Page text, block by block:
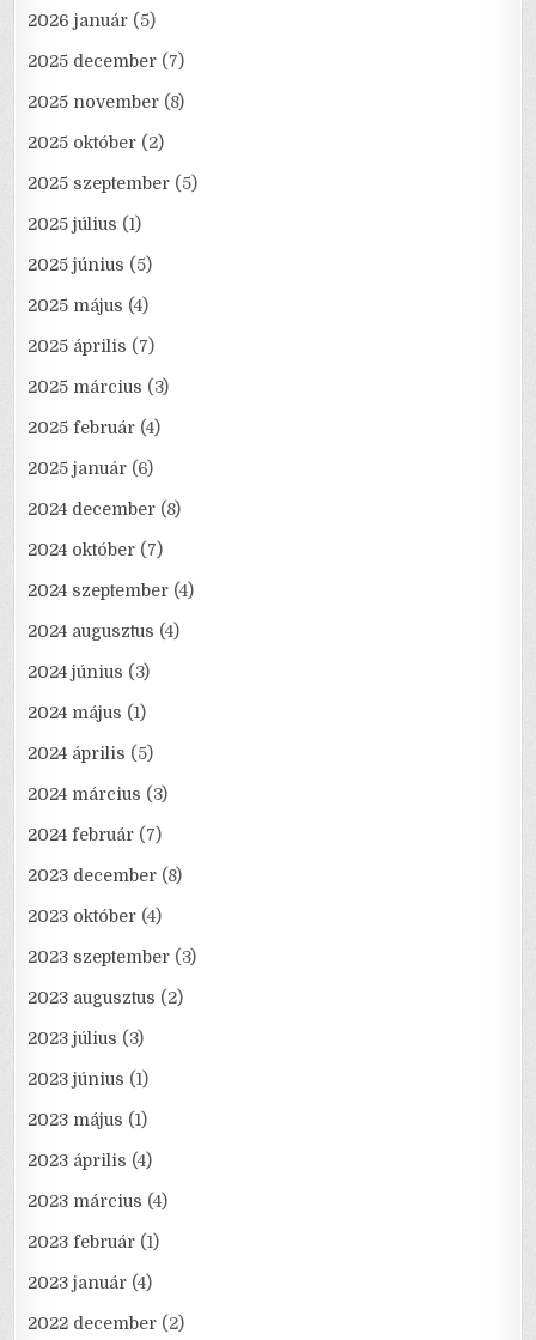
2026 január (5)
2025 december (7)
2025 november (8)
2025 október (2)
2025 szeptember (5)
2025 július (1)
2025 június (5)
2025 május (4)
2025 április (7)
2025 március (3)
2025 február (4)
2025 január (6)
2024 december (8)
2024 október (7)
2024 szeptember (4)
2024 augusztus (4)
2024 június (3)
2024 május (1)
2024 április (5)
2024 március (3)
2024 február (7)
2023 december (8)
2023 október (4)
2023 szeptember (3)
2023 augusztus (2)
2023 július (3)
2023 június (1)
2023 május (1)
2023 április (4)
2023 március (4)
2023 február (1)
2023 január (4)
2022 december (2)